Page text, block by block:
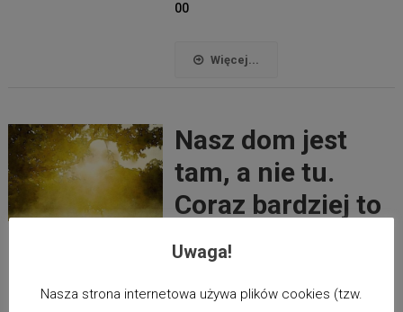
00
Więcej...
Nasz dom jest
tam, a nie tu.
Coraz bardziej to
rozumiem.
OptyClub News
Uwaga!
Nasza strona internetowa używa plików cookies (tzw.